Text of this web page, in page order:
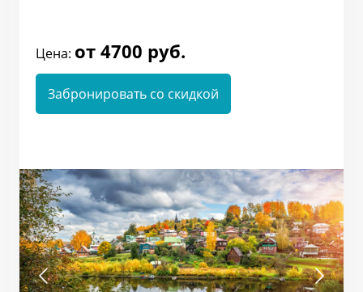
Цена: от 4700 руб.
Забронировать со скидкой